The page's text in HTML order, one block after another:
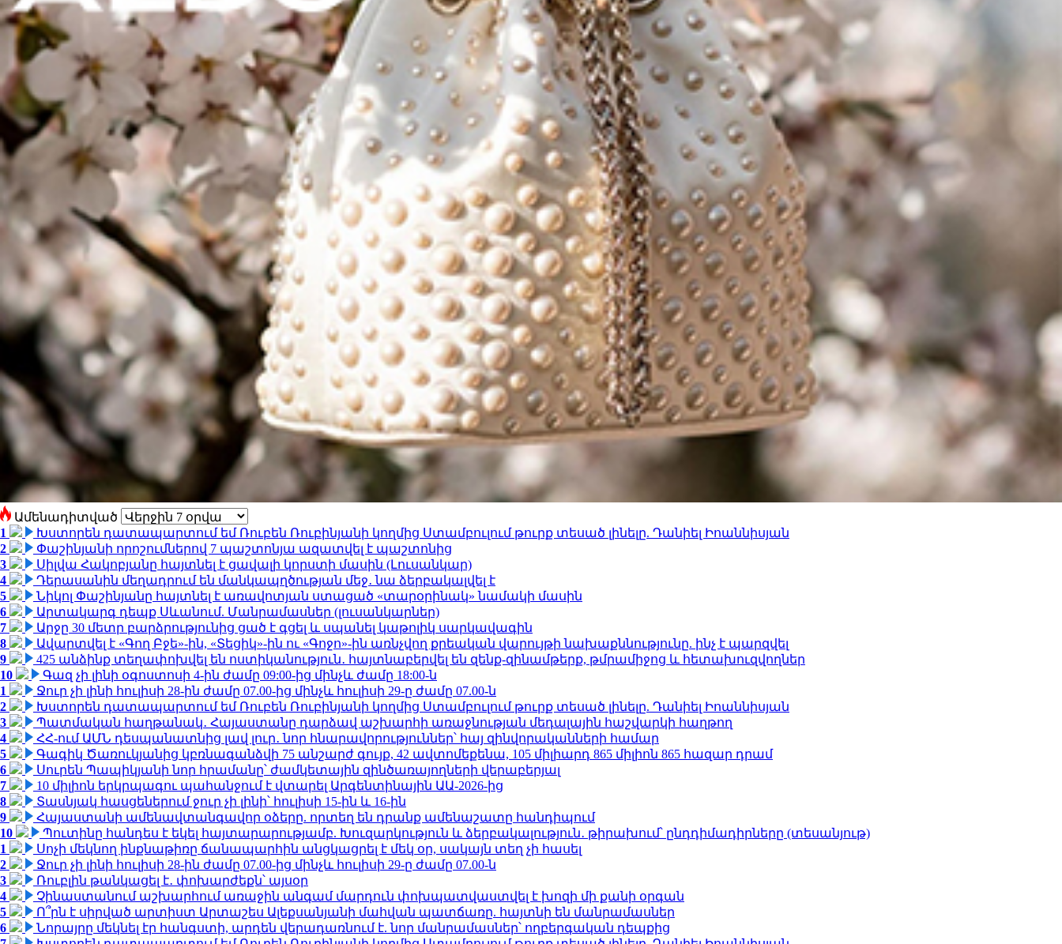
Ամենադիտված
1
Խստորեն դատապարտում եմ Ռուբեն Ռուբինյանի կողմից Ստամբուլում թուրք տեսած լինելը. Դանիել Իոաննիսյան
2
Փաշինյանի որոշումներով 7 պաշտոնյա ազատվել է պաշտոնից
3
Սիլվա Հակոբյանը հայտնել է ցավալի կորստի մասին (Լուսանկար)
4
Դերասանին մեղադրում են մանկապղծության մեջ․ նա ձերբակալվել է
5
Նիկոլ Փաշինյանը հայտնել է առավոտյան ստացած «տարօրինակ» նամակի մասին
6
Արտակարգ դեպք Սևանում. Մանրամասներ (լուսանկարներ)
7
Արջը 30 մետր բարձրությունից ցած է գցել և սպանել կաթոլիկ սարկավագին
8
Ավարտվել է «Գող Բջե»-ին, «Տեցիկ»-ին ու «Գոջո»-ին առնչվող քրեական վարույթի նախաքննությունը. ինչ է պարզվել
9
425 անձինք տեղափոխվել են ոստիկանություն․ հայտնաբերվել են զենք-զինամթերք, թմրամիջոց և հետախուզվողներ
10
Գազ չի լինի օգոստոսի 4-ին ժամը 09:00-ից մինչև ժամը 18:00-ն
1
Ջուր չի լինի հուլիսի 28-ին ժամը 07.00-ից մինչև հուլիսի 29-ը ժամը 07.00-ն
2
Խստորեն դատապարտում եմ Ռուբեն Ռուբինյանի կողմից Ստամբուլում թուրք տեսած լինելը. Դանիել Իոաննիսյան
3
Պատմական հաղթանակ․ Հայաստանը դարձավ աշխարհի առաջնության մեդալային հաշվարկի հաղթող
4
ՀՀ-ում ԱՄՆ դեսպանատնից լավ լուր․ նոր հնարավորություններ՝ հայ զինվորականների համար
5
Գագիկ Ծառուկյանից կբռնագանձվի 75 անշարժ գույք, 42 ավտոմեքենա, 105 միլիարդ 865 միլիոն 865 հազար դրամ
6
Սուրեն Պապիկյանի նոր հրամանը՝ ժամկետային զինծառայողների վերաբերյալ
7
10 միլիոն երկրպագու պահանջում է վտարել Արգենտինային ԱԱ-2026-ից
8
Տասնյակ հասցեներում ջուր չի լինի՝ հուլիսի 15-ին և 16-ին
9
Հայաստանի ամենավտանգավոր օձերը. որտեղ են դրանք ամենաշատը հանդիպում
10
Պուտինը հանդես է եկել հայտարարությամբ. Խուզարկություն և ձերբակալություն․ թիրախում՝ ընդդիմադիրները (տեսանյութ)
1
Սոչի մեկնող ինքնաթիռը ճանապարհին անցկացրել է մեկ օր, սակայն տեղ չի հասել
2
Ջուր չի լինի հուլիսի 28-ին ժամը 07.00-ից մինչև հուլիսի 29-ը ժամը 07.00-ն
3
Ռուբլին թանկացել է․ փոխարժեքն՝ այսօր
4
Չինաստանում աշխարհում առաջին անգամ մարդուն փոխպատվաստվել է խոզի մի քանի օրգան
5
Ո՞րն է սիրված արտիստ Արտաշես Ալեքսանյանի մահվան պատճառը. հայտնի են մանրամասներ
6
Նորայրը մեկնել էր հանգստի, արդեն վերադառնում է. նոր մանրամասներ՝ ողբերգական դեպքից